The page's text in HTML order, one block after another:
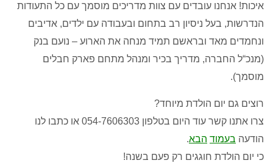
איכות! אנחנו עובדים עם צוות מדריכים מוסמך עם כל התעודות
הנדרשות, בעל ניסיון רב בתחום ובעבודה עם ילדים, אדיבים
ונחמדים מאד ובראשם תמיד מנחה את הארוע – נועם בנק
(מנכ“ל החברה, מדריך בכיר ומנהל מתחם פארק חבלים
מוסמך).
רוצים גם יום הולדת מיוחד?
צרו אתנו קשר עוד היום בטלפון 054-7606303 או כתבו לנו
הודעה בעמוד הבא.
כי יום הולדת חוגגים רק פעם בשנה!